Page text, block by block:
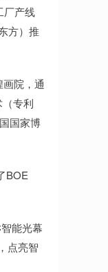
厂产线
方）推
院，通
专利
国家博
BOE
能光幕
点亮智